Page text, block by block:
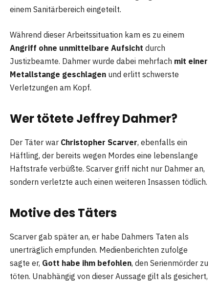
einem Sanitärbereich eingeteilt.
Während dieser Arbeitssituation kam es zu einem
Angriff ohne unmittelbare Aufsicht durch
Justizbeamte. Dahmer wurde dabei mehrfach mit einer
Metallstange geschlagen und erlitt schwerste
Verletzungen am Kopf.
Wer tötete Jeffrey Dahmer?
Der Täter war Christopher Scarver, ebenfalls ein
Häftling, der bereits wegen Mordes eine lebenslange
Haftstrafe verbüßte. Scarver griff nicht nur Dahmer an,
sondern verletzte auch einen weiteren Insassen tödlich.
Motive des Täters
Scarver gab später an, er habe Dahmers Taten als
unerträglich empfunden. Medienberichten zufolge
sagte er, Gott habe ihm befohlen, den Serienmörder zu
töten. Unabhängig von dieser Aussage gilt als gesichert,